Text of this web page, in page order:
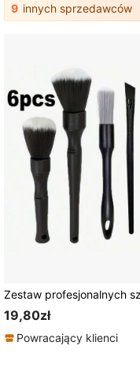
9 innych sprzedawców
19,80zł
Powracający klienci